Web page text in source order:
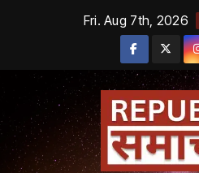
Fri. Aug 7th, 2026